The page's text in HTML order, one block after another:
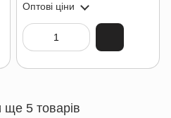
Оптові ціни
ще 5 товарів